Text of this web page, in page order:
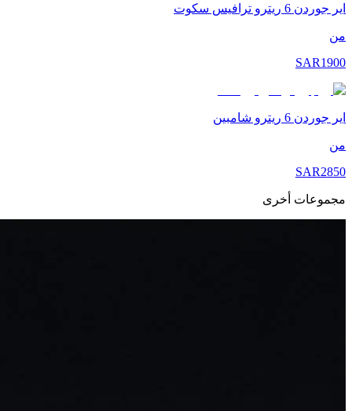
اير جوردن 6 ريترو ترافيس سكوت
من
SAR1900
اير جوردن 6 ريترو شامبين
من
SAR2850
مجموعات أخرى